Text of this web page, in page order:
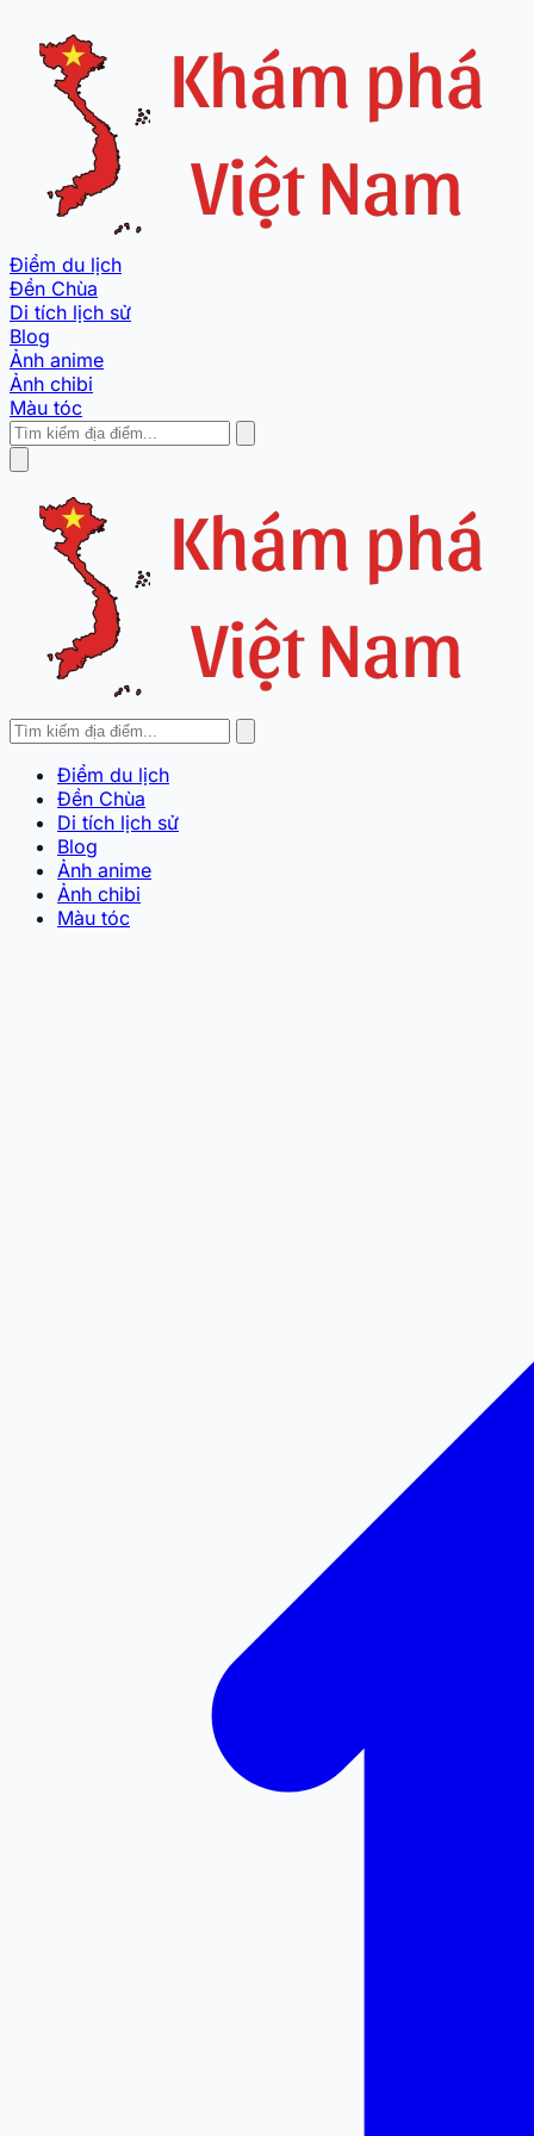
Điểm du lịch
Đền Chùa
Di tích lịch sử
Blog
Ảnh anime
Ảnh chibi
Màu tóc
Điểm du lịch
Đền Chùa
Di tích lịch sử
Blog
Ảnh anime
Ảnh chibi
Màu tóc